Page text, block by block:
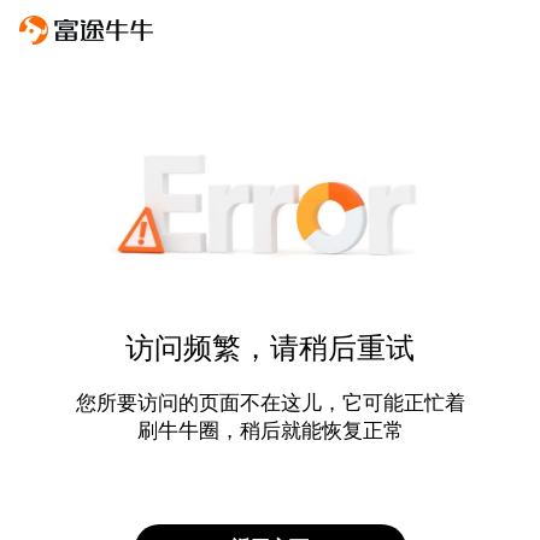
访问频繁，请稍后重试
您所要访问的页面不在这儿，它可能正忙着
刷牛牛圈，稍后就能恢复正常